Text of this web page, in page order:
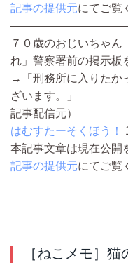
記事の提供元にてご覧
７０歳のおじいちゃん
れ」警察署前の掲示板
→「刑務所に入りたか
ざいます。」
記事配信元）
はむすたーそくほう！
本記事文章は現在公開
記事の提供元にてご覧
［ねこメモ］